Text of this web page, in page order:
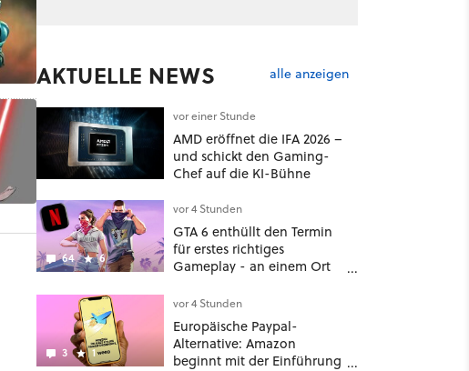
AKTUELLE NEWS alle anzeigen
vor einer Stunde
AMD eröffnet die IFA 2026 –
und schickt den Gaming-
Chef auf die KI-Bühne
64 6
vor 4 Stunden
GTA 6 enthüllt den Termin
für erstes richtiges
Gameplay - an einem Ort
gerechnet hatte
3 1
vor 4 Stunden
Europäische Paypal-
Alternative: Amazon
beginnt mit der Einführung